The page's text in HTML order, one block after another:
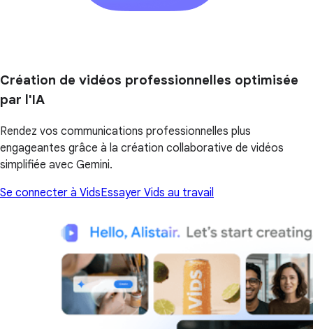
Création de vidéos professionnelles optimisée
par l'IA
Rendez vos communications professionnelles plus
engageantes grâce à la création collaborative de vidéos
simplifiée avec Gemini.
Se connecter à VidsEssayer Vids au travail